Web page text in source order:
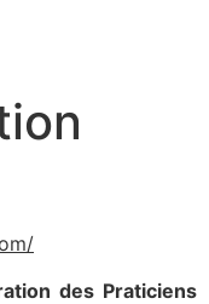
des Praticiens